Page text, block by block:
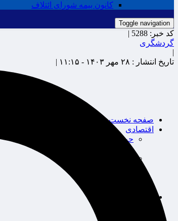
کانون بیمه شورای ائتلاف
Toggle navigation
صفحه نخست
اقتصادی
حوزه بیمه
کد خبر: 5288 |
گردشگری
|
تاریخ انتشار : ۲۸ مهر ۱۴۰۳ - ۱۱:۱۵ |